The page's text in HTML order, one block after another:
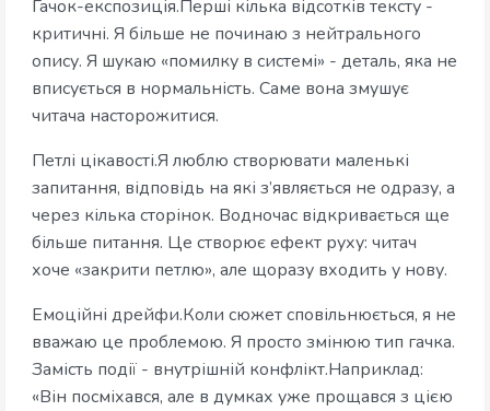
Гачок-експозиція.Перші кілька відсотків тексту -
критичні. Я більше не починаю з нейтрального
опису. Я шукаю «помилку в системі» - деталь, яка не
вписується в нормальність. Саме вона змушує
читача насторожитися.
Петлі цікавості.Я люблю створювати маленькі
запитання, відповідь на які з’являється не одразу, а
через кілька сторінок. Водночас відкривається ще
більше питання. Це створює ефект руху: читач
хоче «закрити петлю», але щоразу входить у нову.
Емоційні дрейфи.Коли сюжет сповільнюється, я не
вважаю це проблемою. Я просто змінюю тип гачка.
Замість події - внутрішній конфлікт.Наприклад:
«Він посміхався, але в думках уже прощався з цією